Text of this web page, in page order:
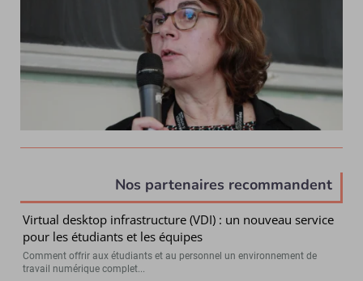
Nos partenaires recommandent
Virtual desktop infrastructure (VDI) : un nouveau service
pour les étudiants et les équipes
Comment offrir aux étudiants et au personnel un environnement de
travail numérique complet...